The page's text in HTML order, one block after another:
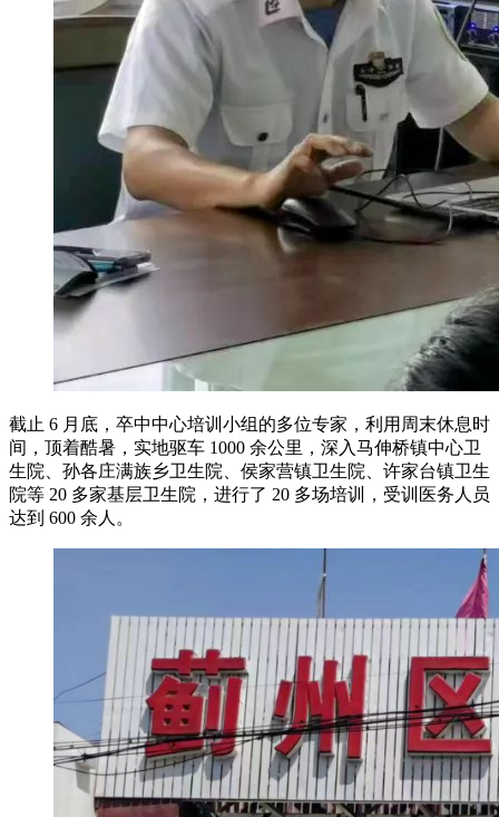
截止 6 月底，卒中中心培训小组的多位专家，利用周末休息时
间，顶着酷暑，实地驱车 1000 余公里，深入马伸桥镇中心卫
生院、孙各庄满族乡卫生院、侯家营镇卫生院、许家台镇卫生
院等 20 多家基层卫生院，进行了 20 多场培训，受训医务人员
达到 600 余人。